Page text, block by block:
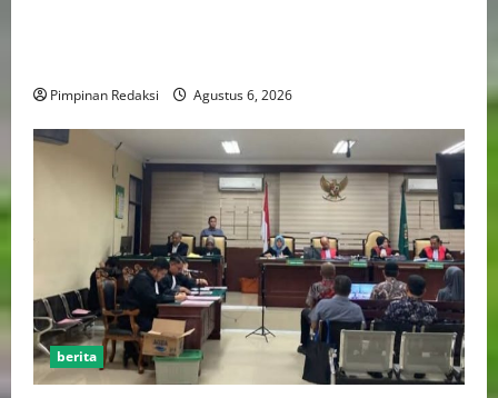
Pimpinan Redaksi Agustus 6, 2026
berita